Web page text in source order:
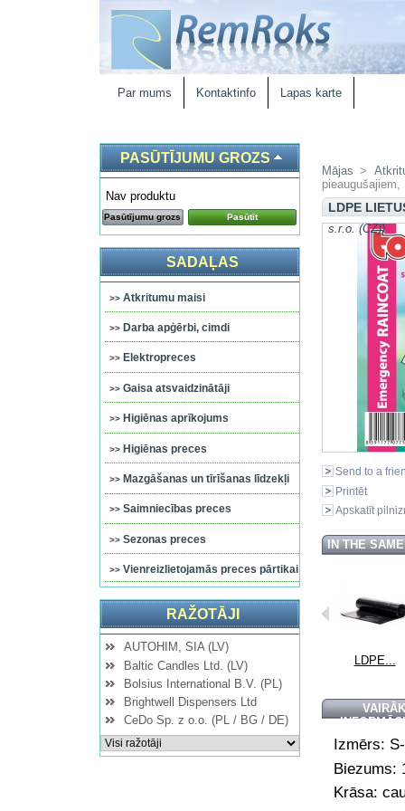
Par mums Kontaktinfo Lapas karte
PASŪTĪJUMU GROZS
Nav produktu
Pasūtījumu grozs Pasūtīt
SADAĻAS
Atkritumu maisi
Darba apģērbi, cimdi
Elektropreces
Gaisa atsvaidzinātāji
Higiēnas aprīkojums
Higiēnas preces
Mazgāšanas un tīrīšanas līdzekļi
Saimniecības preces
Sezonas preces
Vienreizlietojamās preces pārtikai
RAŽOTĀJI
AUTOHIM, SIA (LV)
Baltic Candles Ltd. (LV)
Bolsius International B.V. (PL)
Brightwell Dispensers Ltd
CeDo Sp. z o.o. (PL / BG / DE)
Mājas >
pieaugušajiem,
LDPE
s.r.o. (CZ))
Send to a
Printēt
Apskatīt
IN THE
LDPE... LDPE... LDPE...
VAIRĀK
Izmērs:
Biezums:
Krāsa: